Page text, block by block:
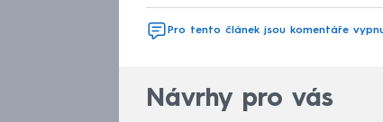
Pro tento článek jsou komentáře
Návrhy pro vás